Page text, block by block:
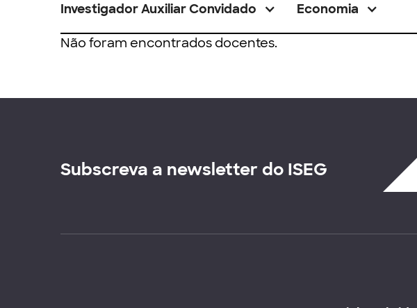
Investigador Auxiliar Convidado Economia
Não foram encontrados docentes.
Subscreva a newsletter do ISEG